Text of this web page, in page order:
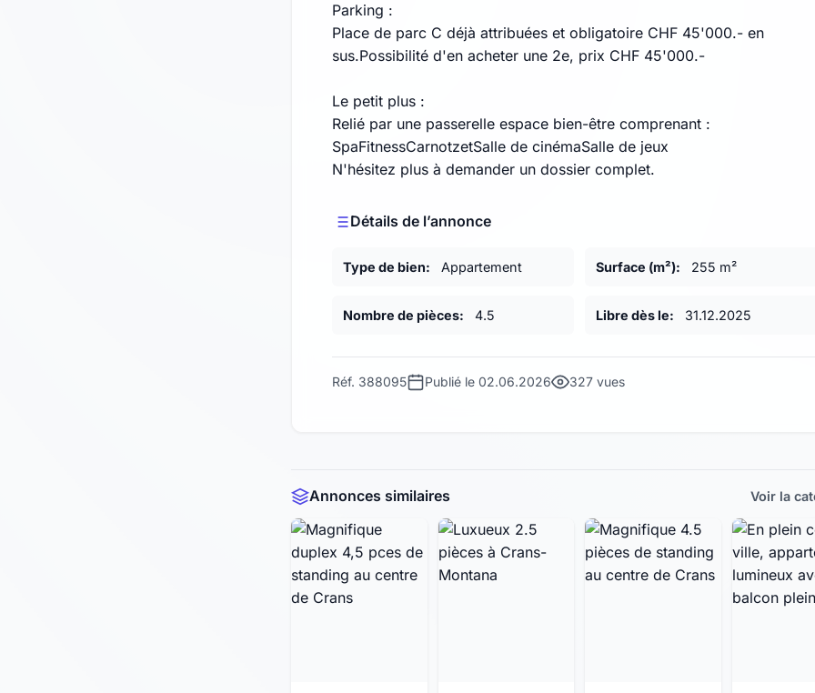
Parking :
Place de parc C déjà attribuées et obligatoire CHF 45'000.- en
sus.Possibilité d'en acheter une 2e, prix CHF 45'000.-
Le petit plus :
Relié par une passerelle espace bien-être comprenant :
SpaFitnessCarnotzetSalle de cinémaSalle de jeux
N'hésitez plus à demander un dossier complet.
Détails de l’annonce
Type de bien: Appartement Surface (m²): 255 m²
Nombre de pièces: 4.5 Libre dès le: 31.12.2025
Réf. 388095 Publié le 02.06.2026 327 vues
Annonces similaires Voir la